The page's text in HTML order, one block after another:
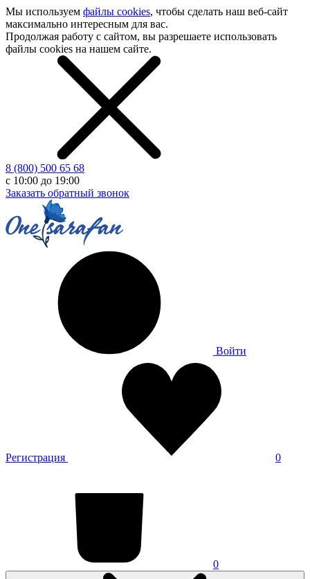
Мы используем файлы cookies, чтобы сделать наш веб-сайт
максимально интересным для вас.
Продолжая работу с сайтом, вы разрешаете использовать
файлы cookies на нашем сайте.
8 (800) 500 65 68
с 10:00 до 19:00
Заказать обратный звонок
Войти
Регистрация 0
0